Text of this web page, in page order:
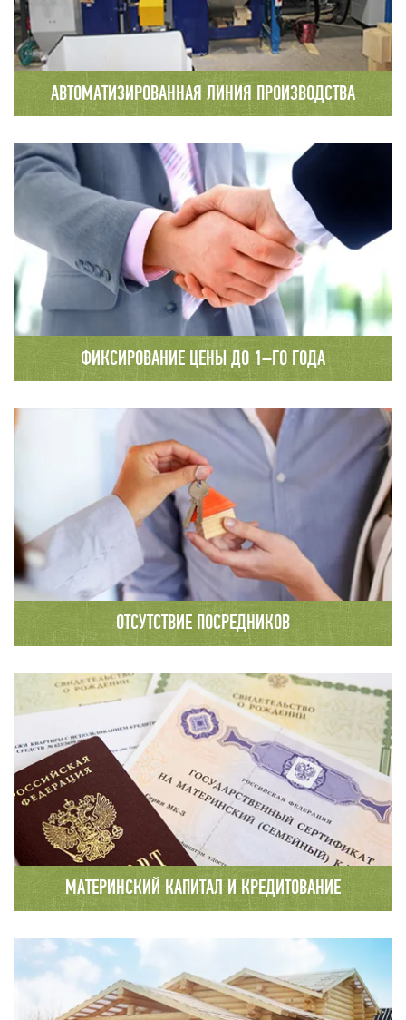
АВТОМАТИЗИРОВАННАЯ ЛИНИЯ ПРОИЗВОДСТВА
компании используется оборудование и станки
Швейцарского производителя Krusi, широко
известной во всем мире фирмы по
производству оборудования для деревянного
домостроения.
ФИКСИРОВАНИЕ ЦЕНЫ ДО 1–ГО ГОДА
с фиксированием цены до 1 – го года.
ОТСУТСТВИЕ ПОСРЕДНИКОВ
древесины в собственных делянках до полной
его переработки, что позволяет
избежать «промежуточных наценок»
МАТЕРИНСКИЙ КАПИТАЛ И КРЕДИТОВАНИЕ
договор на строительство с привлечением
материнского капитала или получить кредит
на выгодных условиях в одном из наших
банков – партнеров.